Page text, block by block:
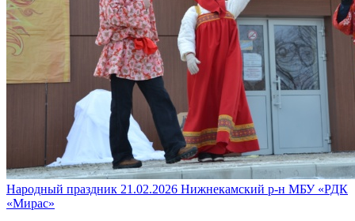
Народный праздник 21.02.2026 Нижнекамский р-н МБУ «РДК
«Мирас»